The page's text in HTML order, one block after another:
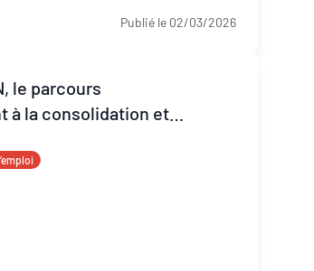
Publié le 02/03/2026
le parcours
à la consolidation et